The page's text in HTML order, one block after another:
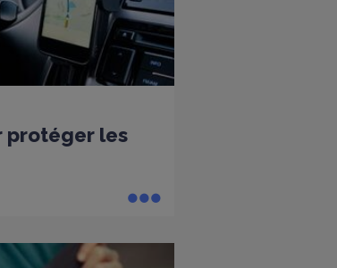
protéger les